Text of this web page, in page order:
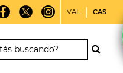
VAL CAS